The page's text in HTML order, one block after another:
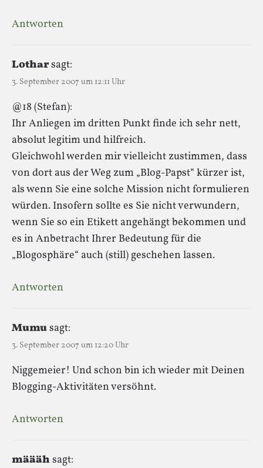
Antworten
Lotharsagt:
3. September 2007 um 12:11 Uhr
@18 (Stefan):
Ihr Anliegen im dritten Punkt finde ich sehr nett,
absolut legitim und hilfreich.
Gleichwohl werden mir vielleicht zustimmen, dass
von dort aus der Weg zum „Blog-Papst“ kürzer ist,
als wenn Sie eine solche Mission nicht formulieren
würden. Insofern sollte es Sie nicht verwundern,
wenn Sie so ein Etikett angehängt bekommen und
es in Anbetracht Ihrer Bedeutung für die
„Blogosphäre“ auch (still) geschehen lassen.
Antworten
Mumusagt:
3. September 2007 um 12:20 Uhr
Niggemeier! Und schon bin ich wieder mit Deinen
Blogging-Aktivitäten versöhnt.
Antworten
määäh sagt: